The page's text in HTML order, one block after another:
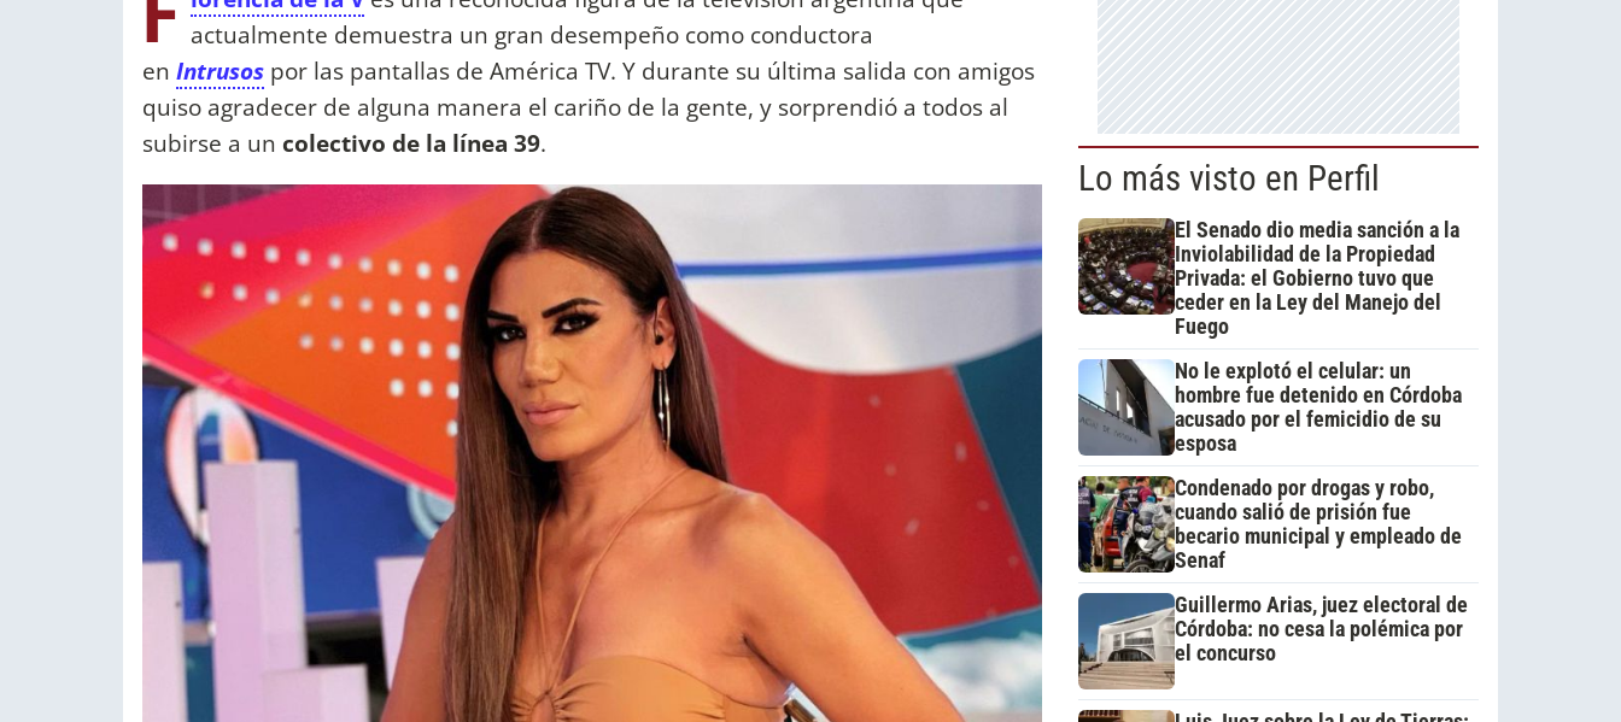
actualmente demuestra un gran desempeño como conductora
en Intrusos por las pantallas de América TV. Y durante su última salida con amigos
quiso agradecer de alguna manera el cariño de la gente, y sorprendió a todos al
subirse a un colectivo de la línea 39.
Lo más visto en Perfil
El Senado dio media sanción a la
Inviolabilidad de la Propiedad
Privada: el Gobierno tuvo que
ceder en la Ley del Manejo del
Fuego
No le explotó el celular: un
hombre fue detenido en Córdoba
acusado por el femicidio de su
esposa
Condenado por drogas y robo,
cuando salió de prisión fue
becario municipal y empleado de
Senaf
Guillermo Arias, juez electoral de
Córdoba: no cesa la polémica por
el concurso